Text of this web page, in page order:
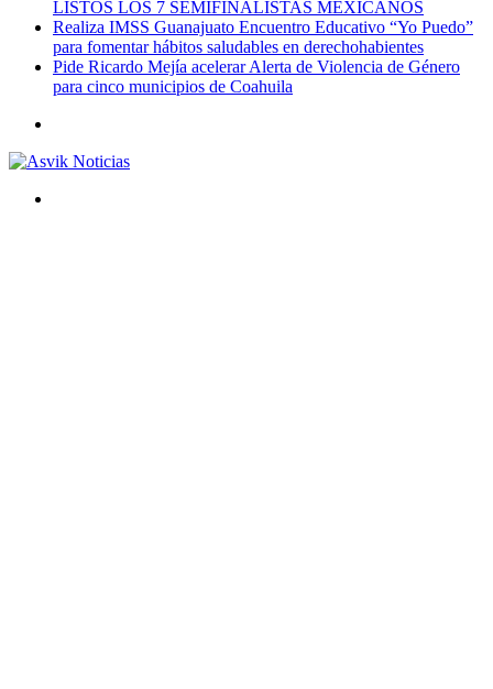
LISTOS LOS 7 SEMIFINALISTAS MEXICANOS
Realiza IMSS Guanajuato Encuentro Educativo “Yo Puedo”
para fomentar hábitos saludables en derechohabientes
Pide Ricardo Mejía acelerar Alerta de Violencia de Género
para cinco municipios de Coahuila